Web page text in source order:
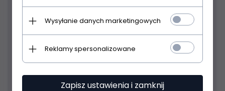
Wysyłanie danych marketingowych
Reklamy spersonalizowane
Zapisz ustawienia i zamknij